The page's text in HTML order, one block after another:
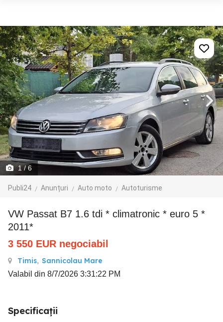
1/ 6
Publi24 Anunțuri Auto moto Autoturisme
VW Passat B7 1.6 tdi * climatronic * euro 5 *
2011*
3 550 EUR negociabil
Timis, Sannicolau Mare
Valabil din 8/7/2026 3:31:22 PM
Specificații